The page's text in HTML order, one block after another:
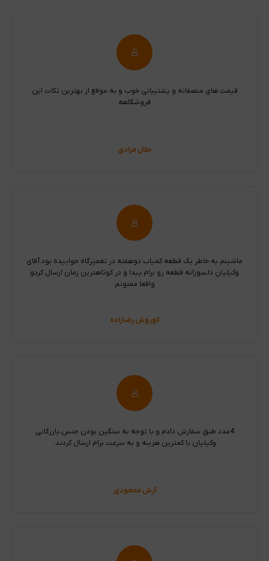
قیمت های منصفانه و پشتیبانی خوب و به موقع از بهترین نکات این
فروشگاهه
جلال مرادی
ماشینم به خاطر یک قطعه کمیاب دوهفته در تعمیرگاه خوابیده بود.آقای
وکیلیان دلسوزانه قطعه رو برام پیدا و در کوتاهترین زمان ارسال کردو
واقعا ممنونم
کوروش رضازاده
4عدد طبق سفارش دادم و با توجه به سنگین بودن جنس،بازرگانی
وکیلیان با کمترین هزینه و به سرعت برام ارسال کردند.
آرش محمودی